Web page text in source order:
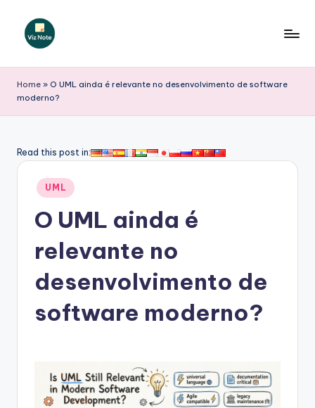
iz
N
t
Home » O UML ainda é relevante no desenvolvimento de software
moderno?
Read this post in:
Posted
in
UML
O UML ainda é
relevante no
desenvolvimento de
software moderno?